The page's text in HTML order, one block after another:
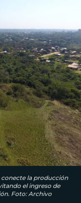
la producción
el ingreso de
Foto: Archivo